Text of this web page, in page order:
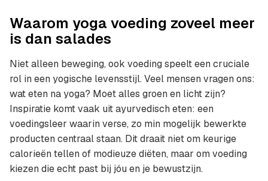
Waarom yoga voeding zoveel meer
is dan salades
Niet alleen beweging, ook voeding speelt een cruciale
rol in een yogische levensstijl. Veel mensen vragen ons:
wat eten na yoga? Moet alles groen en licht zijn?
Inspiratie komt vaak uit ayurvedisch eten: een
voedingsleer waarin verse, zo min mogelijk bewerkte
producten centraal staan. Dit draait niet om keurige
calorieën tellen of modieuze diëten, maar om voeding
kiezen die echt past bij jóu en je bewustzijn.